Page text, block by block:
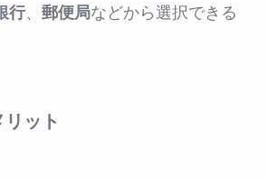
行、 郵便局などから選択できる
ット